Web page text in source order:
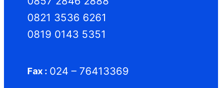
0821 3536 6261
0819 0143 5351
Fax : 024 – 76413369